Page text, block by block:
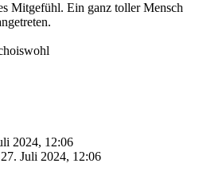
Mitgefühl. Ein ganz toller Mensch
2024, 12:06
27. Juli 2024, 12:06